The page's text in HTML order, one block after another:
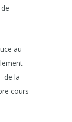
au
de la
cours